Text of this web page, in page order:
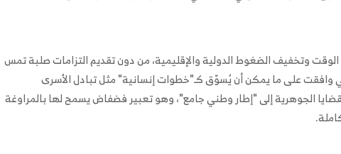
وتخفيف الضغوط الدولية والإقليمية، من دون تقديم التزامات صلبة تمس
وافقت على ما يمكن أن يُسوّق كـ"خطوات إنسانية" مثل تبادل الأسرى
الجوهرية إلى "إطار وطني جامع"، وهو تعبير فضفاض يسمح لها بالمراوغة